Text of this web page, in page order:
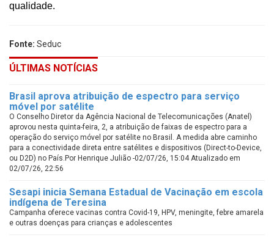
qualidade.
Fonte: Seduc
ÚLTIMAS NOTÍCIAS
Brasil aprova atribuição de espectro para serviço
móvel por satélite
O Conselho Diretor da Agência Nacional de Telecomunicações (Anatel)
aprovou nesta quinta-feira, 2, a atribuição de faixas de espectro para a
operação do serviço móvel por satélite no Brasil. A medida abre caminho
para a conectividade direta entre satélites e dispositivos (Direct-to-Device,
ou D2D) no País.Por Henrique Julião -02/07/26, 15:04 Atualizado em
02/07/26, 22:56
Sesapi inicia Semana Estadual de Vacinação em escola
indígena de Teresina
Campanha oferece vacinas contra Covid-19, HPV, meningite, febre amarela
e outras doenças para crianças e adolescentes